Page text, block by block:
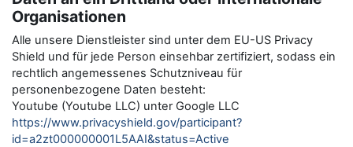
Organisationen
Alle unsere Dienstleister sind unter dem EU-US Privacy
Shield und für jede Person einsehbar zertifiziert, sodass ein
rechtlich angemessenes Schutzniveau für
personenbezogene Daten besteht:
Youtube (Youtube LLC) unter Google LLC
https://www.privacyshield.gov/participant?
id=a2zt000000001L5AAI&status=Active